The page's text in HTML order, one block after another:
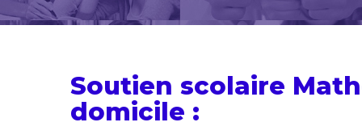
Soutien scolaire
domicile :